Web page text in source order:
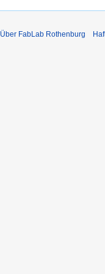
Über FabLab Rothenburg